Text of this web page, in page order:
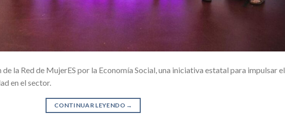
la Red de MujerES por la Economía Social, una iniciativa estatal para impulsar el
en el sector.
CONTINUAR LEYENDO →